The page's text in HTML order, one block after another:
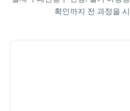
확인까지 전 과정을